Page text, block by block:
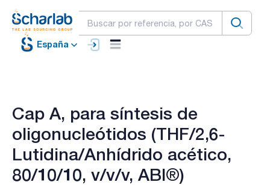
España
Cap A, para síntesis de
oligonucleótidos (THF/2,6-
Lutidina/Anhídrido acético,
80/10/10, v/v/v, ABI®)